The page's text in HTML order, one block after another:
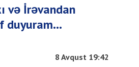
və İrəvandan
duyuram...
8 Avqust 19:42